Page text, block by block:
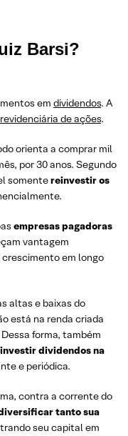
Barsi?
em dividendos. A
de ações.
orienta a comprar mil
por 30 anos. Segundo
somentereinvestir os
empresas pagadoras
vantagem
em longo
altas e baixas do
está na renda criada
forma, também
dividendos na
e periódica.
contra a corrente do
tanto sua
seu capital em